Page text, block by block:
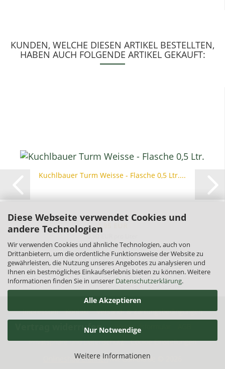
Diese Webseite verwendet Cookies und
andere Technologien
Wir verwenden Cookies und ähnliche Technologien, auch von
Drittanbietern, um die ordentliche Funktionsweise der Website zu
gewährleisten, die Nutzung unseres Angebotes zu analysieren und
Ihnen ein bestmögliches Einkaufserlebnis bieten zu können. Weitere
Informationen finden Sie in unserer Datenschutzerklärung.
Alle Akzeptieren
Nur Notwendige
Weitere Informationen
KUNDEN, WELCHE DIESEN ARTIKEL BESTELLTEN,
HABEN AUCH FOLGENDE ARTIKEL GEKAUFT:
Kuchlbauer Turm Weisse - Flasche 0,5 Ltr....
1,95 EUR
3,90 EUR pro Liter
Impressum Kontakt
Versand- & Zahlungsbedingungen
Widerrufsrecht & Muster-Widerrufsformular
Privatsphäre und Datenschutz
Cookie Einstellungen
Onlineshop eröffnenmit Gambio.de © 2026
Vertrag widerrufen